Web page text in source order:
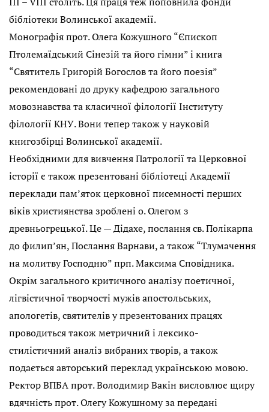
бібліотеки Волинської академії.
Монографія прот. Олега Кожушного “Єпископ
Птолемаїдський Сінезій та його гімни” і книга
“Святитель Григорій Богослов та його поезія”
рекомендовані до друку кафедрою загального
мовознавства та класичної філології Інституту
філології КНУ. Вони тепер також у науковій
книгозбірці Волинської академії.
Необхідними для вивчення Патрології та Церковної
історії є також презентовані бібліотеці Академії
переклади пам’яток церковної писемності перших
віків християнства зроблені о. Олегом з
древньогрецької. Це — Дідахе, послання св. Полікарпа
до филип’ян, Послання Варнави, а також “Тлумачення
на молитву Господню” прп. Максима Сповідника.
Окрім загального критичного аналізу поетичної,
лігвістичної творчості мужів апостольських,
апологетів, святителів у презентованих працях
проводиться також метричний і лексико-
стилістичний аналіз вибраних творів, а також
подається авторський переклад українською мовою.
Ректор ВПБА прот. Володимир Вакін висловлює щиру
вдячність прот. Олегу Кожушному за передані